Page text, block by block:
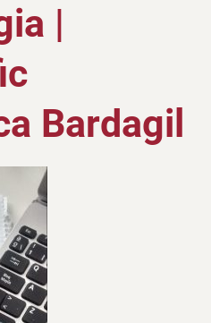
|
Bardagil